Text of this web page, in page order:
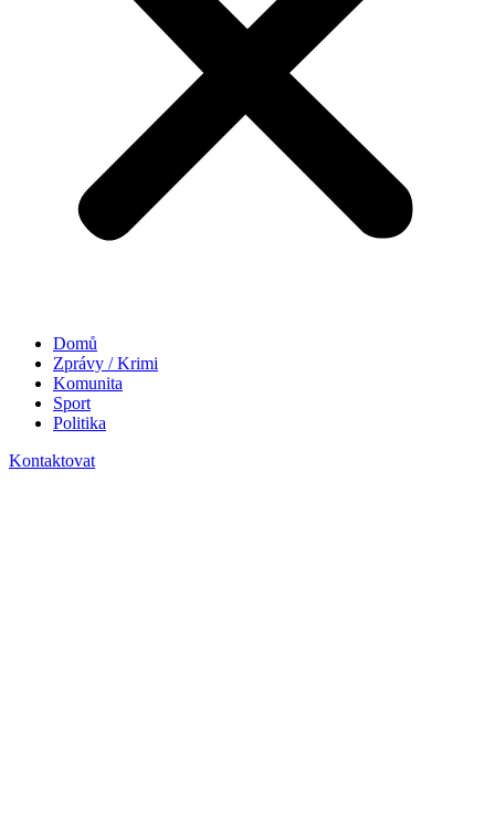
Domů
Zprávy / Krimi
Komunita
Sport
Politika
Kontaktovat